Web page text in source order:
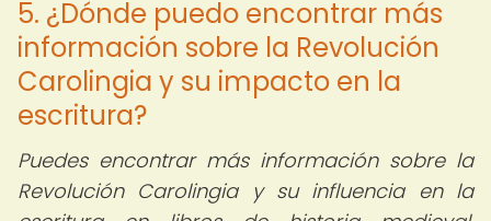
5. ¿Dónde puedo encontrar más
información sobre la Revolución
Carolingia y su impacto en la
escritura?
Puedes encontrar más información sobre la
Revolución Carolingia y su influencia en la